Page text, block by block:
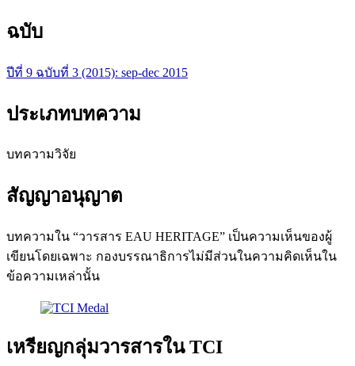
ฉบับ
ปีที่ 9 ฉบับที่ 3 (2015): sep-dec 2015
ประเภทบทความ
บทความวิจัย
สัญญาอนุญาต
บทความใน “วารสาร EAU HERITAGE” เป็นความเห็นของผู้
เขียนโดยเฉพาะ กองบรรณาธิการไม่มีส่วนในความคิดเห็นใน
ข้อความเหล่านั้น
เหรียญกลุ่มวารสารใน TCI